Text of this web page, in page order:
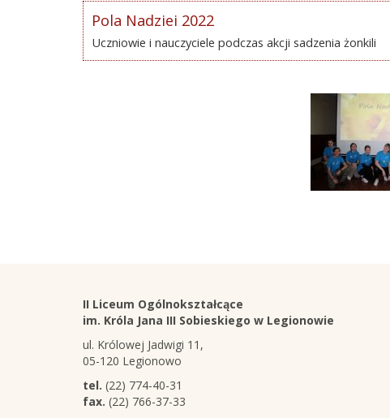
Pola Nadziei 2022
Uczniowie i nauczyciele podczas akcji sadzenia żonkili
Adres
szkoły
II Liceum Ogólnokształcące
im. Króla Jana III Sobieskiego w Legionowie
ul. Królowej Jadwigi 11,
05-120 Legionowo
tel. (22) 774-40-31
fax. (22) 766-37-33